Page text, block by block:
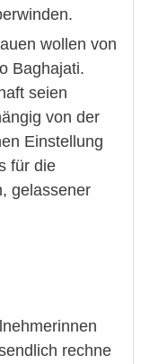
wollen von
Baghajati.
seien
von der
Einstellung
für die
gelassener
rechne